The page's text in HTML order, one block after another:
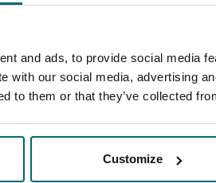
and ads, to provide social media
with our social media, advertising
to them or that they’ve collected
Customize